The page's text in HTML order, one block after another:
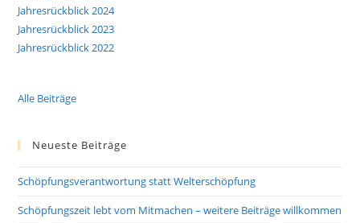
Jahresrückblick 2024
Jahresrückblick 2023
Jahresrückblick 2022
Alle Beiträge
Neueste Beiträge
Schöpfungsverantwortung statt Welterschöpfung
Schöpfungszeit lebt vom Mitmachen – weitere Beiträge willkommen